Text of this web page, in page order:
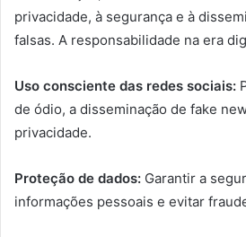
privacidade, à segurança e à
falsas. A responsabilidade na era
Uso consciente das redes sociais:
de ódio, a disseminação de fake
privacidade.
Proteção de dados: Garantir a
informações pessoais e evitar